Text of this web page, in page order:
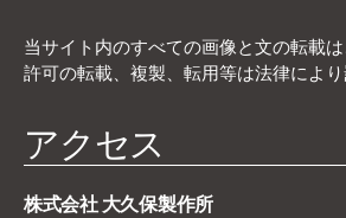
当サイト内のすべての画像と文の転載
許可の転載、複製、転用等は法律により
アクセス
株式会社 大久保製作所